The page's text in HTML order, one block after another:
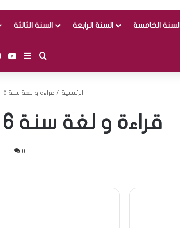
السنة الثالثة السنة الرابعة السنة الخامسة
Facebook
YouTubeSidebar (barre latérale)
الرئيسية / قراءة و لغة سنة 6 الثلاثي الثاني
قراءة و لغة سنة 6 الثلاثي الثاني
0